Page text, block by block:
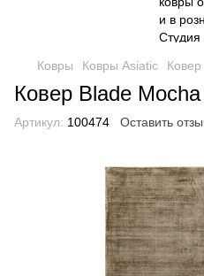
Ковры Ковры Asiatic
Ковер Blade
Артикул: 100474 Оставить